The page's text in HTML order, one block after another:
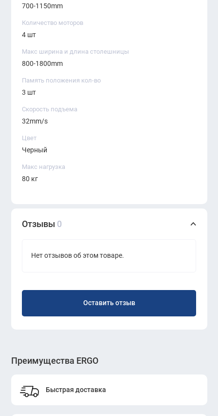
700-1150mm
Количество моторов
4 шт
Макс ширина и длина столешницы
800-1800mm
Память положения кол-во
3 шт
Скорость подъема
32mm/s
Цвет
Черный
Макс нагрузка
80 кг
Отзывы 0
Нет отзывов об этом товаре.
Оставить отзыв
Преимущества ERGO
Быстрая доставка